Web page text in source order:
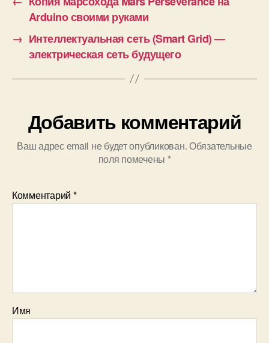
Arduino своими руками
→ Интеллектуальная сеть (Smart Grid) —
электрическая сеть будущего
Добавить комментарий
Ваш адрес email не будет опубликован.Обязательные
поля помечены *
Комментарий *
Имя